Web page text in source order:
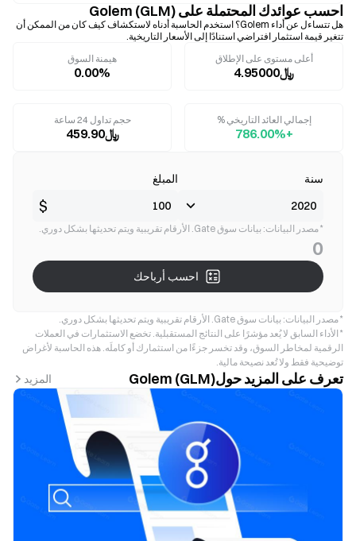
احسب عوائدك المحتملة على Golem (GLM)
هل تتساءل عن أداء Golem؟ استخدم الحاسبة أدناه لاستكشاف كيف كان من الممكن أن
تتغير قيمة استثمار افتراضي استنادًا إلى الأسعار التاريخية.
أعلى مستوى على الإطلاق
﷼4.95000
هيمنة السوق
0.00%
إجمالي العائد التاريخي %
+786.00%
حجم تداول 24 ساعة
﷼459.90
سنة المبلغ
$
* مصدر البيانات: بيانات سوق Gate. الأرقام تقريبية ويتم تحديثها بشكل دوري.
0
احسب أرباحك
* مصدر البيانات: بيانات سوق Gate. الأرقام تقريبية ويتم تحديثها بشكل دوري.
* الأداء السابق لا يُعد مؤشرًا على النتائج المستقبلية. تخضع الاستثمارات في العملات
الرقمية لمخاطر السوق، وقد تخسر جزءًا من استثمارك أو كاملَه. هذه الحاسبة لأغراض
توضيحية فقط ولا تُعد نصيحة مالية.
تعرف على المزيد حولGolem (GLM) المزيد